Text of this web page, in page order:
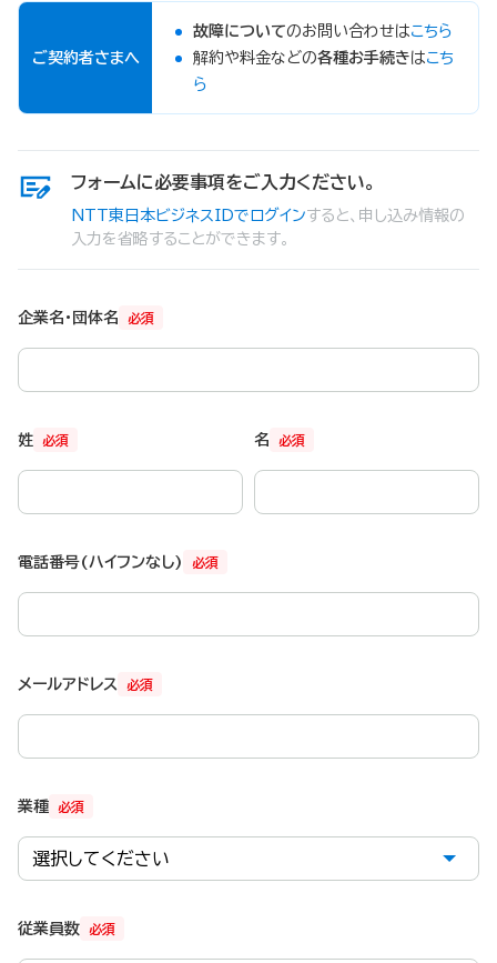
ご契約者さまへ
故障についてのお問い合わせはこちら
解約や料金などの各種お手続きはこち
ら
フォームに必要事項をご入力ください。
NTT東日本ビジネスIDでログインすると、申し込み情報の
入力を省略することができます。
必須
企業名・団体名
必須
姓 必須
名
必須
電話番号(ハイフンなし)
必須
メールアドレス
必須
業種
必須
従業員数